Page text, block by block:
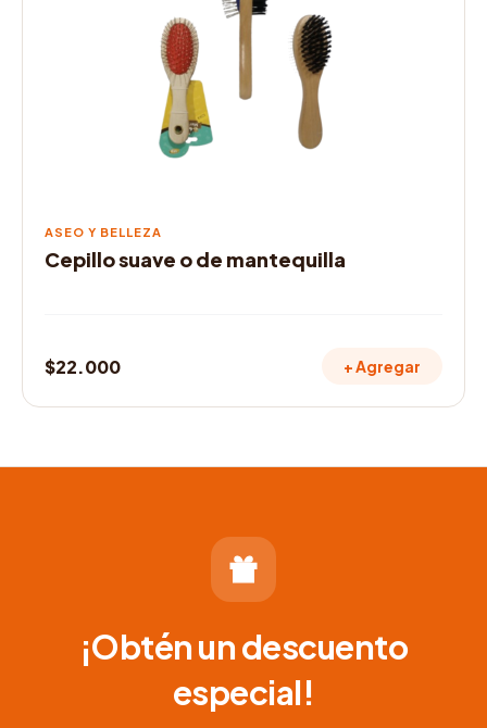
ASEO Y BELLEZA
Cepillo suave o de mantequilla
$22.000 + Agregar
¡Obtén un descuento
especial!